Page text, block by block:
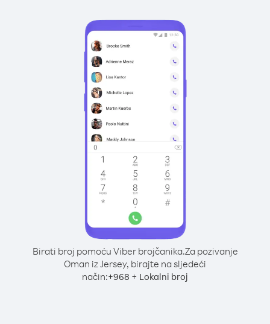
Birati broj pomoću Viber brojčanika.Za pozivanje
Oman iz Jersey, birajte na sljedeći
način:+968 + Lokalni broj